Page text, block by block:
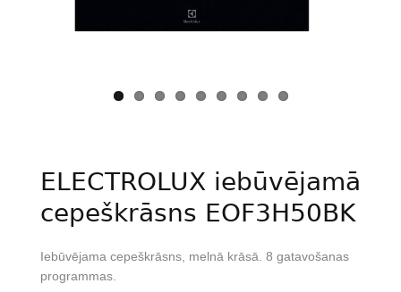
ELECTROLUX iebūvējamā
cepeškrāsns EOF3H50BK
Iebūvējama cepeškrāsns, melnā krāsā. 8 gatavošanas
programmas.